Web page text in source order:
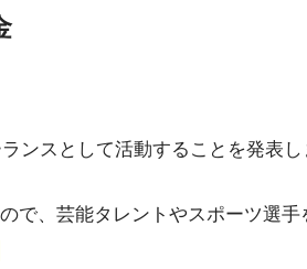
ンスとして活動することを発表し
で、芸能タレントやスポーツ選